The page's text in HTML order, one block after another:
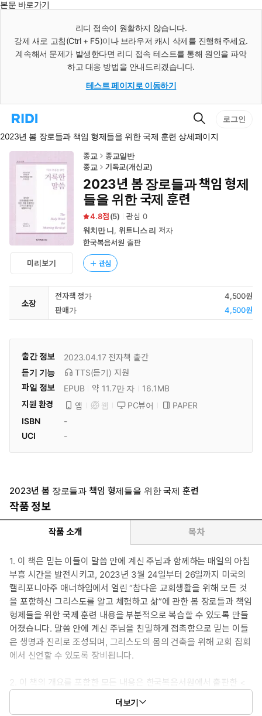
본문 바로가기
리디 접속이 원활하지 않습니다.
강제 새로 고침(Ctrl + F5)이나 브라우저 캐시 삭제를 진행해주세요.
계속해서 문제가 발생한다면 리디 접속 테스트를 통해 원인을 파악
하고 대응 방법을 안내드리겠습니다.
테스트 페이지로 이동하기
리
홈
로
이
검
색
로그인
2023년 봄 장로들과 책임 형제들을 위한 국제 훈련 상세페이지
미리보기
종교
종교일반
종교
기독교(개신교)
2023년 봄 장로들과 책임 형제
들을 위한 국제 훈련
4.8 (5) 관심 0
워치만 니, 위트니스 리 저자
한국복음서원 출판
관심
소장
전자책 정가
4,500원
판매가
4,500원
출간 정보 2023.04.17 전자책 출간
듣기 기능
TTS(듣기) 지원
파일 정보
EPUB 약 11.7만 자
16.1MB
지원 환경
앱 웹 PC뷰어
PAPER
ISBN
-
UCI
-
2023년 봄 장로들과 책임 형제들을 위한 국제 훈련
작품 정보
작품 소개 목차
1. 이 책은 믿는 이들이 말씀 안에 계신 주님과 함께하는 매일의 아침
부흥 시간을 발전시키고, 2023년 3월 24일부터 26일까지 미국의
캘리포니아주 애너하임에서 열린 “참다운 교회생활을 위해 모든 것
을 포함하신 그리스도를 알고 체험하고 삶”에 관한 봄 장로들과 책임
형제들을 위한 국제 훈련 내용을 부분적으로 복습할 수 있도록 만들
어졌습니다. 말씀 안에 계신 주님을 친밀하게 접촉함으로 믿는 이들
은 생명과 진리로 조성되며, 그리스도의 몸의 건축을 위해 교회 집회
에서 신언할 수 있도록 장비됩니다.
2. 이 책의 개요를 포함한 모든 내용은 한국복음서원에서 출판한 <
회복역 성경>의 본문과 각주, 워치만 니와 위트니스 리의 저서들 중
에서 발췌한 내용으로 편집되었습니다. <회복역 성경>의 개요와 각
더보기